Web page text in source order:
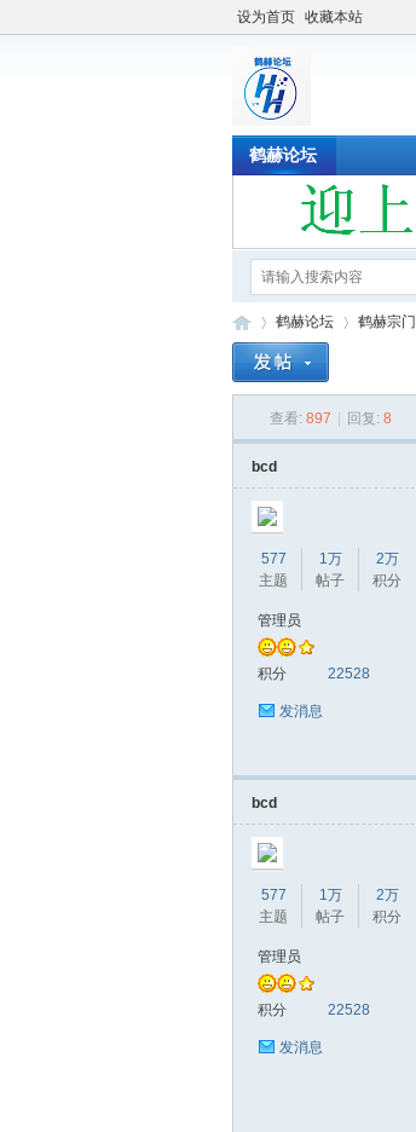
设为首页 收藏本站
鹤赫论坛
鹤赫论坛 鹤赫宗门
查看: 897 回复: 8
bcd
577
主题
1万
帖子
2万
积分
管理员
积分 22528
发消息
bcd
577
主题
1万
帖子
2万
积分
管理员
积分 22528
发消息